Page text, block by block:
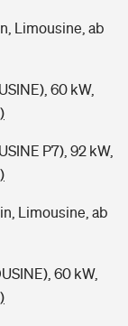
Limousine, ab
60 kW,
P7), 92 kW,
Limousine, ab
60 kW,